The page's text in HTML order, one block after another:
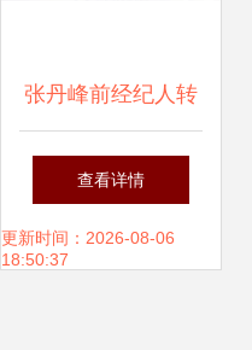
张丹峰前经纪人转
型演艺圈，旗袍亮
相话剧舞台秀曼妙
查看详情
更新时间：2026-08-06
18:50:37